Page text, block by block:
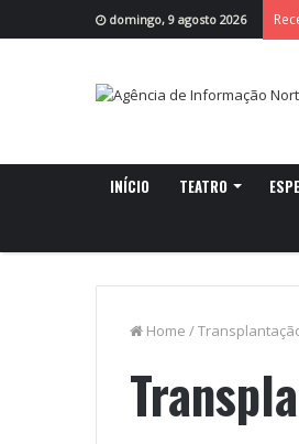
domingo, 9 agosto 2026
INÍCIO TEATRO
Home /